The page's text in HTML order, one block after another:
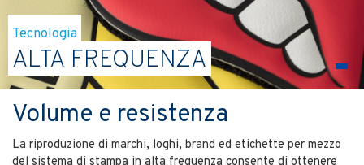
Tecnologia
ALTA FREQUENZA
Volume e resistenza
La riproduzione di marchi, loghi, brand ed etichette per mezzo